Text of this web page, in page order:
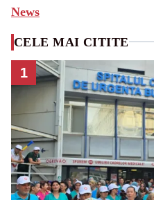
News
CELE MAI CITITE
1